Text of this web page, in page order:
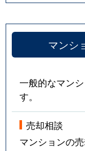
マンシ
一般的なマン
す。
売却相談
マンションの